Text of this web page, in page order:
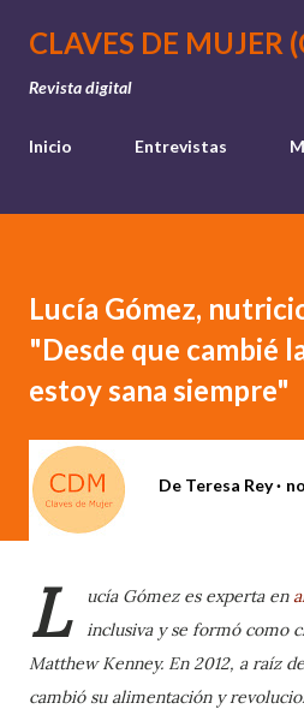
Ir al contenido
CLAVES DE MUJER
Revista digital
Inicio Entrevistas
Lucía Gómez,
"Desde que cambié
estoy sana siempre"
De Teresa Rey
L ucía Gómez es experta en
inclusiva y se formó como
Matthew Kenney. En 2012, a raíz
cambió su alimentación y